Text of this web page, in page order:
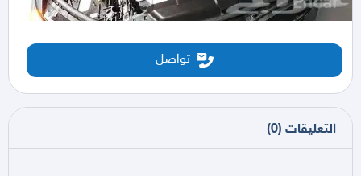
تواصل
التعليقات (
0
)